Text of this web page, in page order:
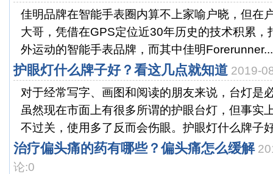
佳明品牌在智能手表圈内算不上家喻户晓，但在
大哥，凭借在GPS定位近30年历史的技术积累，
外运动的智能手表品牌，而其中佳明Forerunner...
护眼灯什么牌子好？看这几点就知道 2019-
对于经常写字、画图和阅读的朋友来说，台灯是
虽然现在市面上有很多所谓的护眼台灯，但事实
不过关，使用多了反而会伤眼。护眼灯什么牌子
治疗偏头痛的药有哪些？偏头痛怎么缓解
论:0